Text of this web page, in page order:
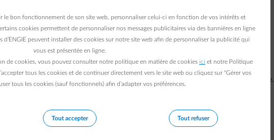
connexion internet et
réessayer.
Notez cet identifiant : BJFT-3643. Communiquez-le au support si le problème persiste.
Vers la page d'accueil
le bon fonctionnement de son site web, personnaliser celui-ci en fonction de vos intérêts et
cookies permettent de personnaliser nos messages publicitaires via des bannières en ligne
d’ENGIE peuvent installer des cookies sur notre site web afin de personnaliser la publicité qui
vous est présentée en ligne.
de cookies, vous pouvez consulter notre politique en matière de cookies ici et notre Politique
tous les cookies et de continuer directement vers le site web ou cliquez sur "Gérer vos
tous les cookies (sauf fonctionnels) afin d’adapter vos préférences.
Tout accepter Tout refuser